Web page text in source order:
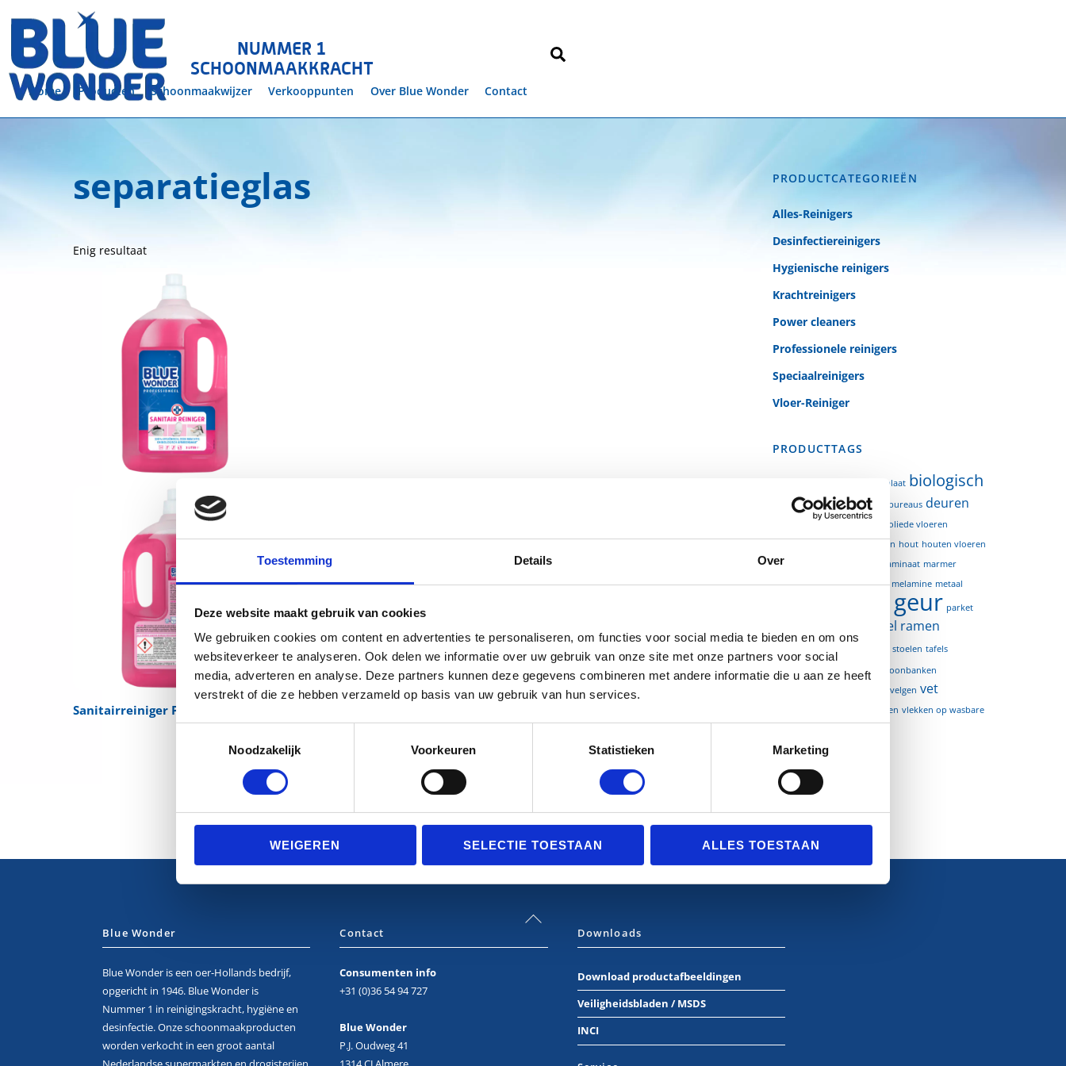
Toestemming Details Over
Deze website maakt gebruik van cookies
We gebruiken cookies om content en advertenties te personaliseren, om functies voor social media te bieden en om ons
websiteverkeer te analyseren. Ook delen we informatie over uw gebruik van onze site met onze partners voor social
media, adverteren en analyse. Deze partners kunnen deze gegevens combineren met andere informatie die u aan ze heeft
verstrekt of die ze hebben verzameld op basis van uw gebruik van hun services.
i
e
l
e
Noodzakelijk Voorkeuren Statistieken Marketing
WEIGEREN SELECTIE TOESTAAN ALLES TOESTAAN
content
NUMMER 1
SCHOONMAAKKRACHT
Home Producten Schoonmaakwijzer Verkooppunten Over Blue Wonder Contact
separatieglas
Enig resultaat
Sanitairreiniger Professioneel
PRODUCTCATEGORIEËN
Alles-Reinigers
Desinfectiereinigers
Hygienische reinigers
Krachtreinigers
Power cleaners
Professionele reinigers
Speciaalreinigers
Vloer-Reiniger
PRODUCTTAGS
bakplaat biologisch
afbreekbaar boot bureaus deuren
geoliede vloeren
hoogglanzende oppervlakken hout houten vloeren
houtwerk
laminaat marmer
marmoleum zeil en bamboe melamine metaal
nieuwe geur parket
professioneel ramen
spiegels stoelen tafels
tegels telefoons toilet
toonbanken
velgen vet
vitrinekasten vlekken op wasbare
vuil
Back
Top
Blue Wonder
Blue Wonder is een oer-Hollands bedrijf,
opgericht in 1946. Blue Wonder is
Nummer 1 in reinigingskracht, hygiëne en
desinfectie. Onze schoonmaak­producten
worden verkocht in een groot aantal
Contact
Consumenten info
+31 (0)36 54 94 727
Blue Wonder
P.J. Oudweg 41
Downloads
Download productafbeeldingen
Veiligheidsbladen / MSDS
INCI